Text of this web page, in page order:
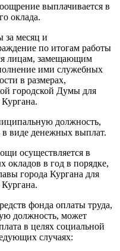
выплачивается в
оклада.
за месяц и
по итогам работы
лицам, замещающим
ими служебных
в размерах,
городской Думы для
должность,
в виде денежных выплат.
осуществляется в
окладов в год в порядке,
города Кургана для
фонда оплаты труда,
должность, может
в целях социальной
случаях: